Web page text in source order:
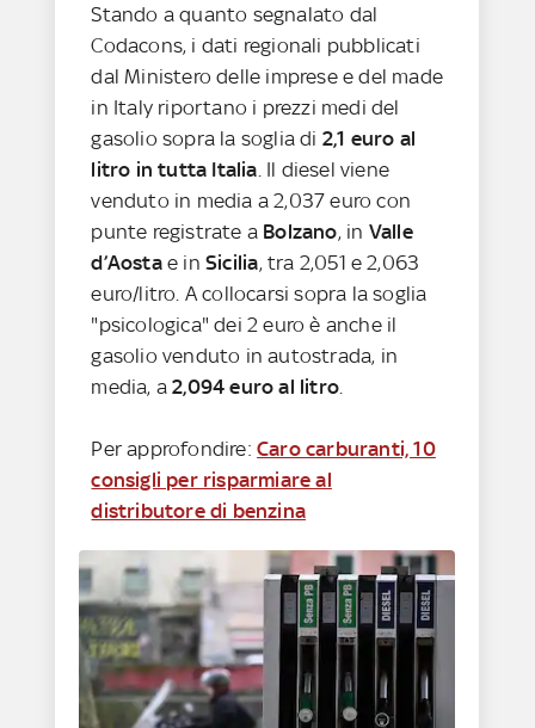
Stando a quanto segnalato dal
Codacons, i dati regionali pubblicati
dal Ministero delle imprese e del made
in Italy riportano i prezzi medi del
gasolio sopra la soglia di 2,1 euro al
litro in tutta Italia . Il diesel viene
venduto in media a 2,037 euro con
punte registrate a Bolzano, in Valle
d’Aostae inSicilia, tra 2,051 e 2,063
euro/litro. A collocarsi sopra la soglia
"psicologica" dei 2 euro è anche il
gasolio venduto in autostrada, in
media, a2,094 euro al litro
Per approfondire:Caro carburanti, 10
consigli per risparmiare al
distributore di benzina